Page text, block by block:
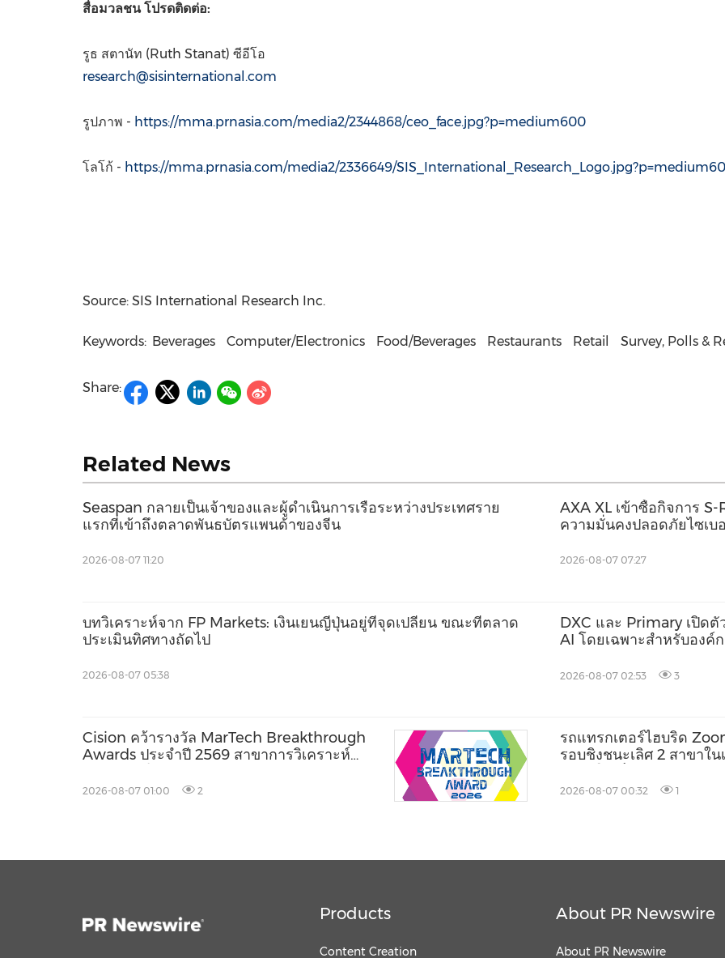
สื่อมวลชนโปรดติดต่อ:
รูธ สตานัท (Ruth Stanat) ซีอีโอ
research@sisinternational.com
รูปภาพ - https://mma.prnasia.com/media2/2344868/ceo_face.jpg?p=medium600
โลโก้ - https://mma.prnasia.com/media2/2336649/
Source: SIS International Research Inc.
Keywords: Beverages Computer/Electronics Food/Beverages Restaurants Retail Survey, Polls &
Share:
Related News
Seaspan กลายเป็นเจ้าของและผู้ดำเนินการเรือระหว่างประเทศราย
แรกที่เข้าถึงตลาดพันธบัตรแพนด้าของจีน
2026-08-07 11:20
AXA XL เข้าซื้อกิจการ
ความมั่นคงปลอดภัยไซเบ
2026-08-07 07:27
บทวิเคราะห์จาก FP Markets: เงินเยนญี่ปุ่นอยู่ที่จุดเปลี่ยน ขณะที่ตลาด
ประเมินทิศทางถัดไป
2026-08-07 05:38
DXC และ Primary เปิด
AI โดยเฉพาะสำหรับองค์
2026-08-07 02:53 3
Cision คว้ารางวัล MarTech Breakthrough
Awards ประจำปี 2569 สาขาการวิเคราะห์
ประชาสัมพันธ์ และ AEO
2026-08-07 01:00 2
รถแทรกเตอร์ไฮบริด
รอบชิงชนะเลิศ 2 สาขาใ
เครื่องจักรการเกษตรสม
2026-08-07 00:32 1
Products
Content Creation
About PR Newswire
About PR Newswire